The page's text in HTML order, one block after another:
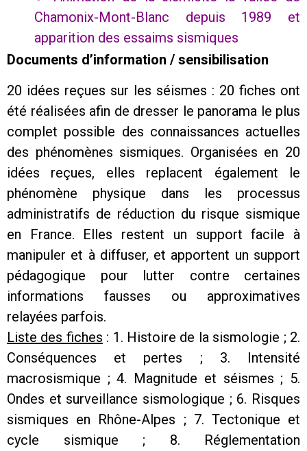
Chamonix-Mont-Blanc depuis 1989 et
apparition des essaims sismiques
Documents d’information / sensibilisation
20 idées reçues sur les séismes : 20 fiches ont
été réalisées afin de dresser le panorama le plus
complet possible des connaissances actuelles
des phénomènes sismiques. Organisées en 20
idées reçues, elles replacent également le
phénomène physique dans les processus
administratifs de réduction du risque sismique
en France. Elles restent un support facile à
manipuler et à diffuser, et apportent un support
pédagogique pour lutter contre certaines
informations fausses ou approximatives
relayées parfois.
Liste des fiches : 1. Histoire de la sismologie ; 2.
Conséquences et pertes ; 3. Intensité
macrosismique ;4. Magnitude et séismes ; 5.
Ondes et surveillance sismologique ; 6. Risques
sismiques en Rhône-Alpes ; 7. Tectonique et
cycle sismique ; 8. Réglementation